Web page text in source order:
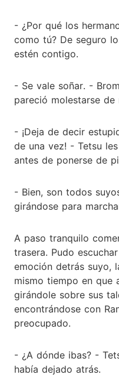
- ¿Por qué los
como tú? De seguro
estén contigo.
- Se vale soñar. -
pareció molestarse de
- ¡Deja de decir
de una vez! - Tetsu
antes de ponerse de
- Bien, son todos
girándose para
A paso tranquilo
trasera. Pudo
emoción detrás suyo,
mismo tiempo en que
girándole sobre sus
encontrándose con
preocupado.
- ¿A dónde ibas? -
había dejado atrás.